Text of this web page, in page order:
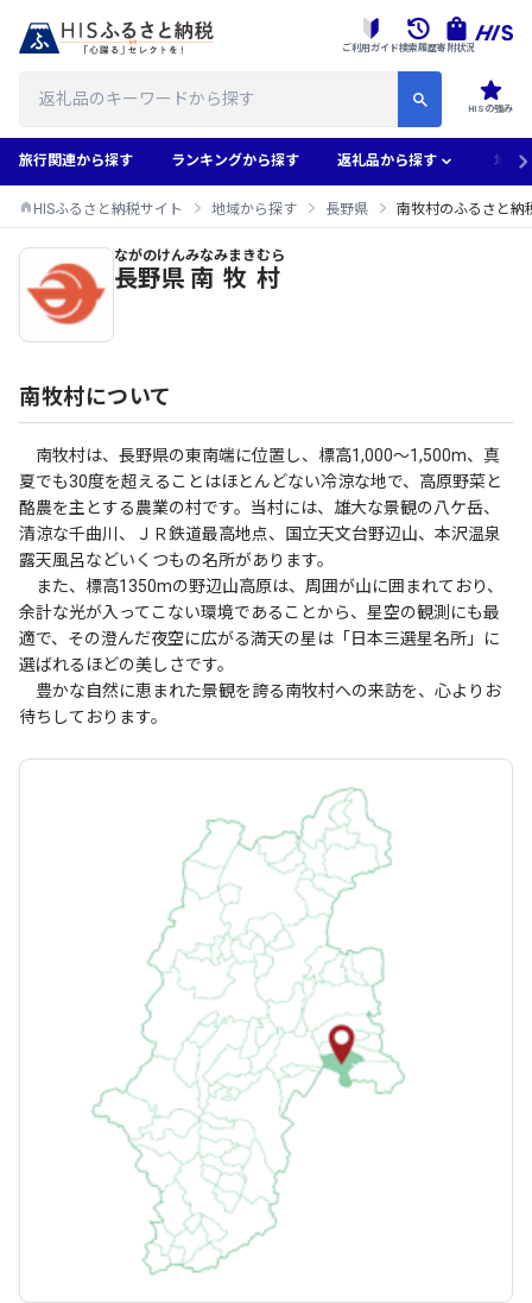
HISの強み
ご利用ガイド検索履歴寄附状況
旅行関連から探す ランキングから探す 返礼品から探す 地域
HISふるさと納税サイト 地域から探す 長野県 南牧村のふるさと納
南牧村のふるさと納税返礼品一覧
長野県
ながのけん
南牧村
みなみまきむら
南牧村について
南牧村は、長野県の東南端に位置し、標高1,000～1,500m、真
夏でも30度を超えることはほとんどない冷涼な地で、高原野菜と
酪農を主とする農業の村です。当村には、雄大な景観の八ケ岳、
清涼な千曲川、ＪＲ鉄道最高地点、国立天文台野辺山、本沢温泉
露天風呂などいくつもの名所があります。
また、標高1350mの野辺山高原は、周囲が山に囲まれており、
余計な光が入ってこない環境であることから、星空の観測にも最
適で、その澄んだ夜空に広がる満天の星は「日本三選星名所」に
選ばれるほどの美しさです。
豊かな自然に恵まれた景観を誇る南牧村への来訪を、心よりお
待ちしております。